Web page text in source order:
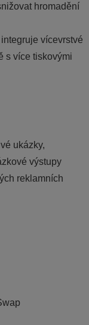
hromadění
vícevrstvé
s více tiskovými
ukázky,
výstupy
reklamních